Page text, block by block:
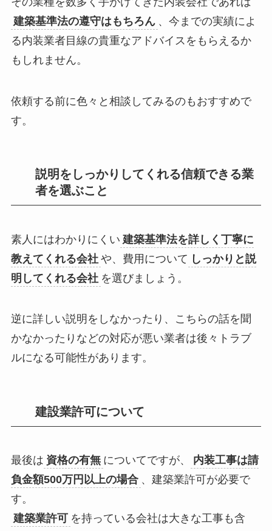
建築基準法の遵守はもちろん 、今までの実績によ
る内装業者目線の貴重なアドバイスをもらえるか
もしれません。
依頼する前に色々と 相談してみるのもおすすめで
す。
説明をしっかりしてくれる信頼できる業
者を選ぶこと
素人にはわかりにくい 建築基準法を詳しく丁寧に
教えてくれる会社 や、費用について しっかりと説
明してくれる会社 を選びましょう。
逆に詳しい説明をしなかったり、こちらの話を聞
かなかったりなどの対応が悪い業者は後々トラブ
ルになる可能性があります。
建設業許可について
最後は 資格の有無 についてですが、
内装工事は請
負金額500万円以上の場合 、 建築業許可が必要で
す。
建築業許可 を持っている会社は大きな工事も含